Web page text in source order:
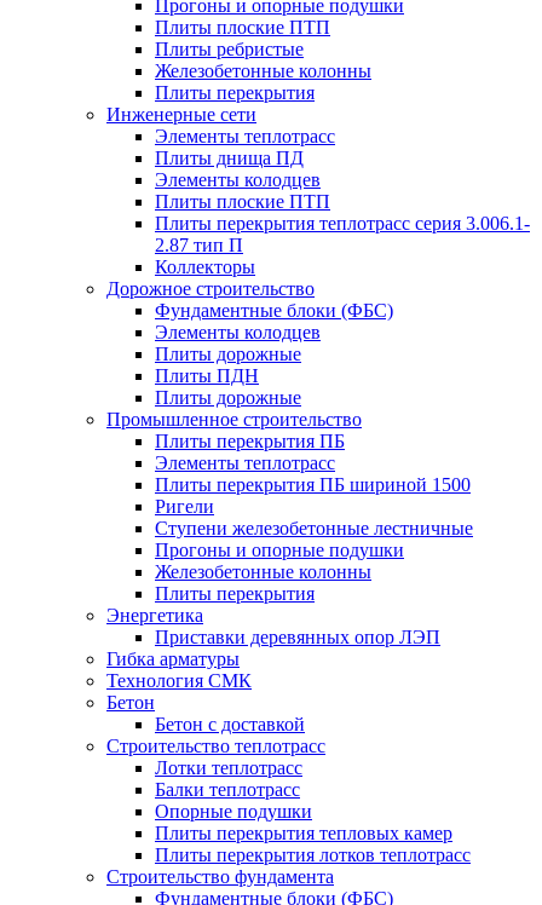
Прогоны и опорные подушки
Плиты плоские ПТП
Плиты ребристые
Железобетонные колонны
Плиты перекрытия
Инженерные сети
Элементы теплотрасс
Плиты днища ПД
Элементы колодцев
Плиты плоские ПТП
Плиты перекрытия теплотрасс серия 3.006.1-
2.87 тип П
Коллекторы
Дорожное строительство
Фундаментные блоки (ФБС)
Элементы колодцев
Плиты дорожные
Плиты ПДН
Плиты дорожные
Промышленное строительство
Плиты перекрытия ПБ
Элементы теплотрасс
Плиты перекрытия ПБ шириной 1500
Ригели
Ступени железобетонные лестничные
Прогоны и опорные подушки
Железобетонные колонны
Плиты перекрытия
Энергетика
Приставки деревянных опор ЛЭП
Гибка арматуры
Технология СМК
Бетон
Бетон с доставкой
Строительство теплотрасс
Лотки теплотрасс
Балки теплотрасс
Опорные подушки
Плиты перекрытия тепловых камер
Плиты перекрытия лотков теплотрасс
Строительство фундамента
Фундаментные блоки (ФБС)